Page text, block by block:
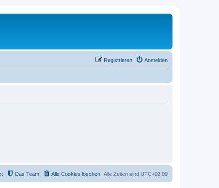
Anmelden
Registrieren
Alle Zeiten sind UTC+02:00
Alle Cookies löschen
Das Team